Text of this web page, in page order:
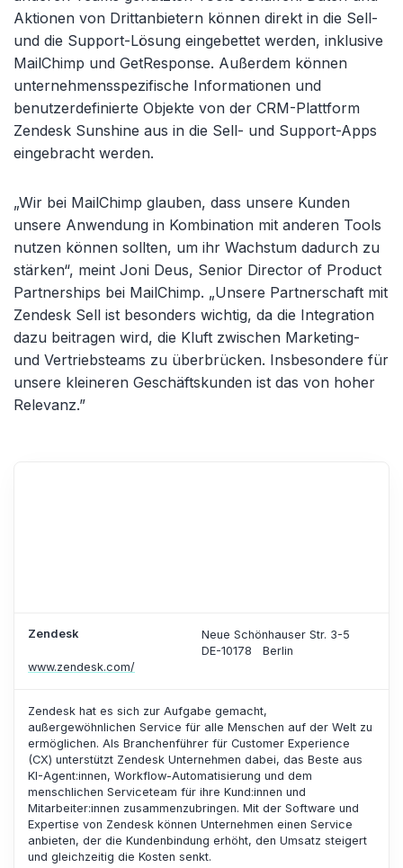
Aktionen von Drittanbietern können direkt in die Sell-
und die Support-Lösung eingebettet werden, inklusive
MailChimp und GetResponse. Außerdem können
unternehmensspezifische Informationen und
benutzerdefinierte Objekte von der CRM-Plattform
Zendesk Sunshine aus in die Sell- und Support-Apps
eingebracht werden.
„Wir bei MailChimp glauben, dass unsere Kunden
unsere Anwendung in Kombination mit anderen Tools
nutzen können sollten, um ihr Wachstum dadurch zu
stärken“, meint Joni Deus, Senior Director of Product
Partnerships bei MailChimp. „Unsere Partnerschaft mit
Zendesk Sell ist besonders wichtig, da die Integration
dazu beitragen wird, die Kluft zwischen Marketing-
und Vertriebsteams zu überbrücken. Insbesondere für
unsere kleineren Geschäftskunden ist das von hoher
Relevanz.”
Zendesk
Neue Schönhauser Str. 3-5
DE-10178
Berlin
www.zendesk.com/
Zendesk hat es sich zur Aufgabe gemacht,
außergewöhnlichen Service für alle Menschen auf der Welt zu
ermöglichen. Als Branchenführer für Customer Experience
(CX) unterstützt Zendesk Unternehmen dabei, das Beste aus
KI-Agent:innen, Workflow-Automatisierung und dem
menschlichen Serviceteam für ihre Kund:innen und
Mitarbeiter:innen zusammenzubringen. Mit der Software und
Expertise von Zendesk können Unternehmen einen Service
anbieten, der die Kundenbindung erhöht, den Umsatz steigert
und gleichzeitig die Kosten senkt.